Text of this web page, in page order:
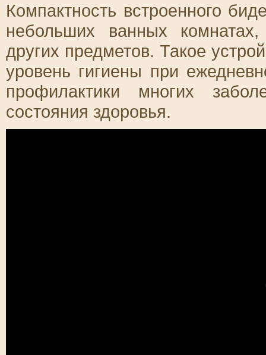
Компактность встроенного
небольших ванных
других предметов. Такое
уровень гигиены при
профилактики многих
состояния здоровья.